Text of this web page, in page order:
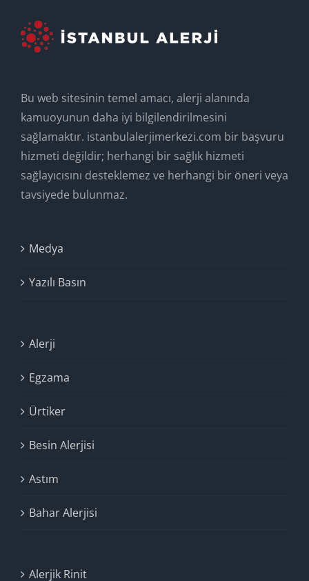
Bu web sitesinin temel amacı, alerji alanında
kamuoyunun daha iyi bilgilendirilmesini
sağlamaktır. istanbulalerjimerkezi.com bir başvuru
hizmeti değildir; herhangi bir sağlık hizmeti
sağlayıcısını desteklemez ve herhangi bir öneri veya
tavsiyede bulunmaz.
Medya
Yazılı Basın
Alerji
Egzama
Ürtiker
Besin Alerjisi
Astım
Bahar Alerjisi
Alerjik Rinit